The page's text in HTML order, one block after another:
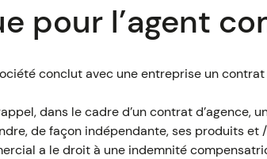
pour l’agent
conclut avec une entreprise un
dans le cadre d’un contrat d’agence,
de façon indépendante, ses produits et
a le droit à une indemnité